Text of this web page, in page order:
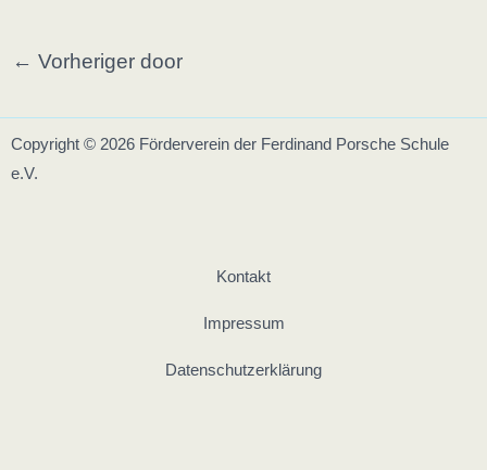
Post
← Vorheriger door
Copyright © 2026 Förderverein der Ferdinand Porsche Schule
e.V.
Kontakt
Impressum
Datenschutz­erklärung